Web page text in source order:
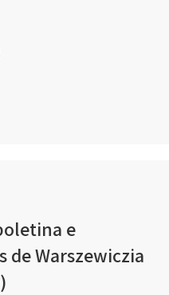
e
de Warszewiczia